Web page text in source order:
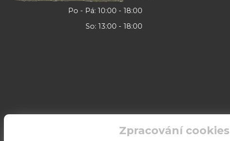
Po - Pá: 10:00 - 18:00
So: 13:00 - 18:00
Zpracování cookies